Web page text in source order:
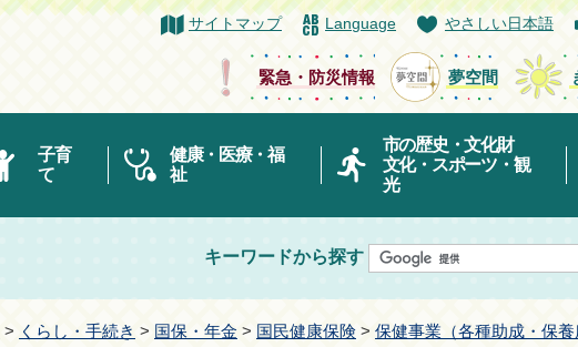
サイトマップ Language やさしい日本語
緊急・防災情報 夢空間
子育
て
健康・医療・福
祉
市の歴史・文化財
文化・スポーツ・観
光
キーワードから探す
> くらし・手続き > 国保・年金 > 国民健康保険 > 保健事業（各種助成・保